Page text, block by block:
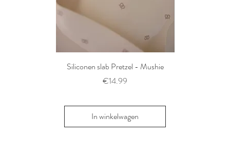
Siliconen slab Pretzel - Mushie
Prijs
€14.99
In winkelwagen